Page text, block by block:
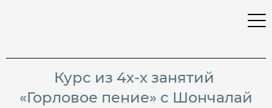
Курс из 4х-х занятий
«Горловое пение» с Шончалай